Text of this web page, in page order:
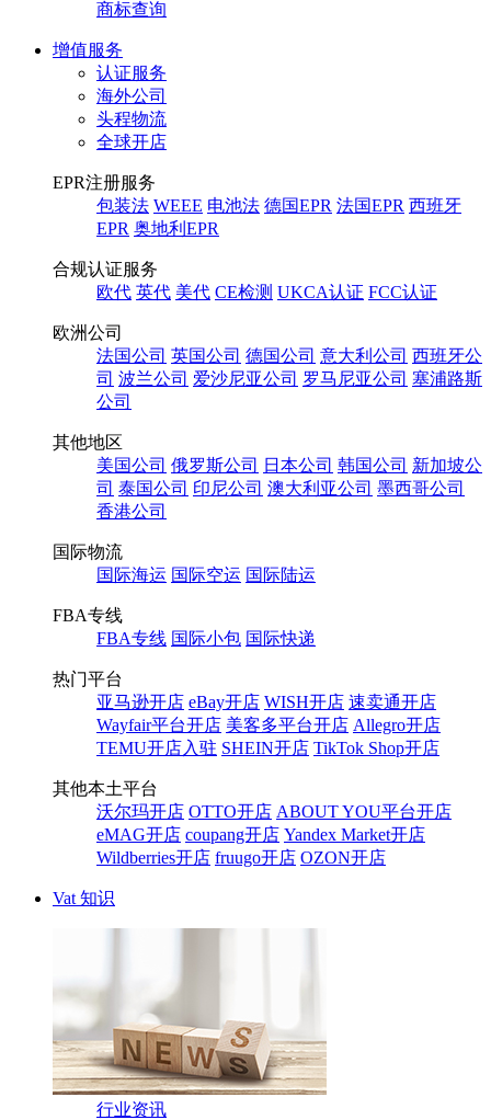
商标查询
增值服务
认证服务
海外公司
头程物流
全球开店
EPR注册服务
包装法 WEEE 电池法 德国EPR 法国EPR 西班牙
EPR 奥地利EPR
合规认证服务
欧代 英代 美代 CE检测 UKCA认证 FCC认证
欧洲公司
法国公司 英国公司 德国公司 意大利公司 西班牙公
司 波兰公司 爱沙尼亚公司 罗马尼亚公司 塞浦路斯
公司
其他地区
美国公司 俄罗斯公司 日本公司 韩国公司 新加坡公
司 泰国公司 印尼公司 澳大利亚公司 墨西哥公司
香港公司
国际物流
国际海运 国际空运 国际陆运
FBA专线
FBA专线 国际小包 国际快递
热门平台
亚马逊开店 eBay开店 WISH开店 速卖通开店
Wayfair平台开店 美客多平台开店 Allegro开店
TEMU开店入驻 SHEIN开店 TikTok Shop开店
其他本土平台
沃尔玛开店 OTTO开店 ABOUT YOU平台开店
eMAG开店 coupang开店 Yandex Market开店
Wildberries开店 fruugo开店 OZON开店
Vat 知识
行业资讯